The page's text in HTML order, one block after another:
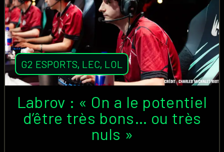
G2 ESPORTS, LEC, LOL
Labrov : « On a le potentiel
d’être très bons… ou très
nuls »